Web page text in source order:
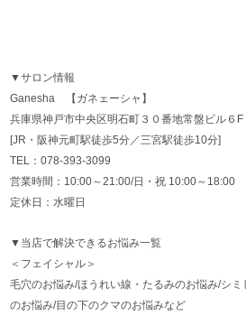
▼サロン情報
Ganesha 【ガネェーシャ】
兵庫県神戸市中央区明石町３０番地常盤ビル６F
[JR・阪神元町駅徒歩5分／三宮駅徒歩10分]
TEL：078-393-3099
営業時間：10:00～21:00/日・祝 10:00～18:00
定休日：水曜日
▼当店で解決できるお悩み一覧
＜フェイシャル＞
毛穴のお悩み/ほうれい線・たるみのお悩み/シ
のお悩み/目の下のクマのお悩みなど